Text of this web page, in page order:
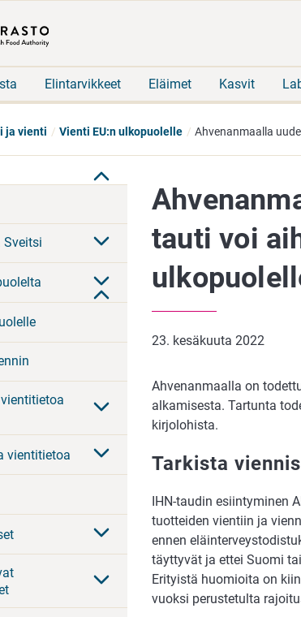
Elintarvikkeet Eläimet Kasvit
ja vienti Vienti EU:n ulkopuolelle Ahvenanmaalla
Sveitsi
vientitietoa
tauti voi
23. kesäkuuta 2022
Ahvenanmaalla on
alkamisesta. Tartunta
kirjolohista.
Tarkista
IHN-taudin esiintyminen
tuotteiden vientiin ja
ennen
täyttyvät ja ettei Suomi
Erityistä huomioita on
vuoksi perustetulta